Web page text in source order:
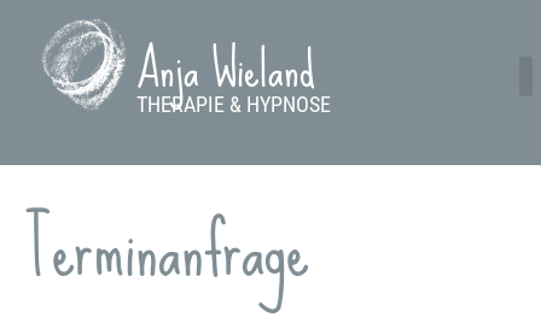
Anja Wieland
THERAPIE & HYPNOSE
Terminanfrage